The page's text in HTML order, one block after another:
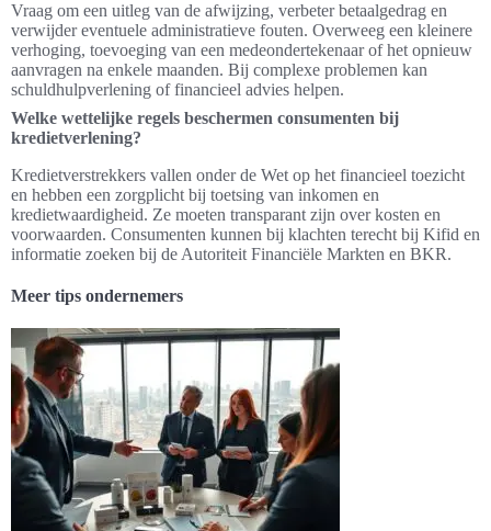
Vraag om een uitleg van de afwijzing, verbeter betaalgedrag en
verwijder eventuele administratieve fouten. Overweeg een kleinere
verhoging, toevoeging van een medeondertekenaar of het opnieuw
aanvragen na enkele maanden. Bij complexe problemen kan
schuldhulpverlening of financieel advies helpen.
Welke wettelijke regels beschermen consumenten bij
kredietverlening?
Kredietverstrekkers vallen onder de Wet op het financieel toezicht
en hebben een zorgplicht bij toetsing van inkomen en
kredietwaardigheid. Ze moeten transparant zijn over kosten en
voorwaarden. Consumenten kunnen bij klachten terecht bij Kifid en
informatie zoeken bij de Autoriteit Financiële Markten en BKR.
Meer tips ondernemers